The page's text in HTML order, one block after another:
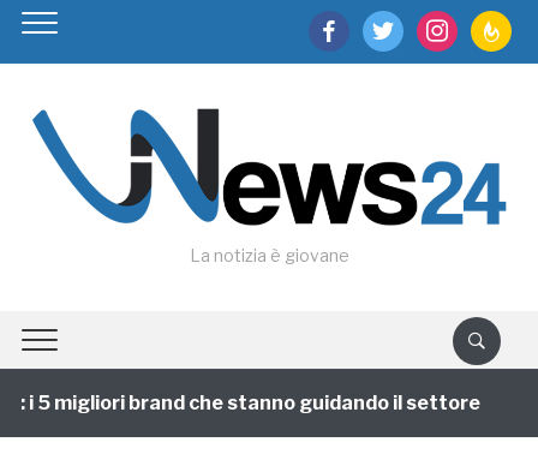
facebooktwitter instagram
La notizia è giovane
5 migliori brand che stanno guidando il settore